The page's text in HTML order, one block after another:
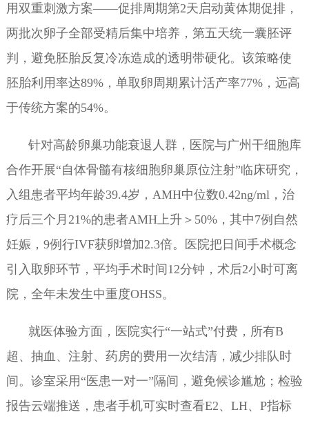
用双重刺激方案——促排周期第2天启动黄体期促排，
两批次卵子全部受精后集中培养，第五天统一囊胚评
判，避免胚胎反复冷冻造成的透明带硬化。该策略使
胚胎利用率达89%，单取卵周期累计活产率77%，远高
于传统方案的54%。
针对高龄卵巢功能衰退人群，医院与广州干细胞库
合作开展“自体骨髓有核细胞卵巢原位注射”临床研究，
入组患者平均年龄39.4岁，AMH中位数0.42ng/ml，治
疗后三个月21%的患者AMH上升＞50%，其中7例自然
妊娠，9例行IVF获卵增加2.3倍。医院把日间手术概念
引入取卵环节，平均手术时间12分钟，术后2小时可离
院，全年未发生中重度OHSS。
就医体验方面，医院实行“一站式”付费，所有B
超、抽血、注射、药房的费用一次结清，减少排队时
间。诊室采用“医患一对一”隔间，避免候诊尴尬；检验
报告云端推送，患者手机可实时查看E2、LH、P指标